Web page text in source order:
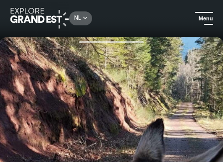
NL Menu
Kijk je ogen uit in de Grand Est Een ongewone ontsnapping in het bos met een ezel